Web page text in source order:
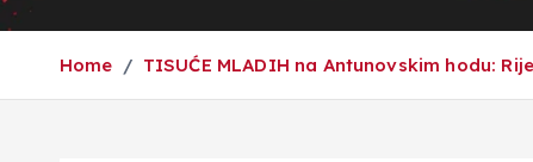
Home TISUĆE MLADIH na Antunovskim hodu: